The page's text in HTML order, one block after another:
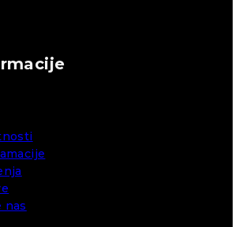
nas